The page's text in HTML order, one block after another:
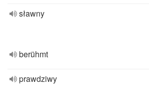
sławny
berühmt
prawdziwy